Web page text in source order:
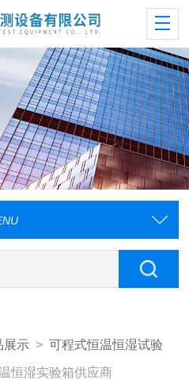
展示 >可程式恒温恒湿试验
恒湿实验箱供应商